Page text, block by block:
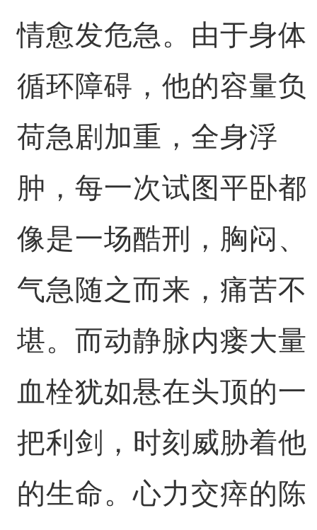
情愈发危急。由于身体
循环障碍，他的容量负
荷急剧加重，全身浮
肿，每一次试图平卧都
像是一场酷刑，胸闷、
气急随之而来，痛苦不
堪。而动静脉内瘘大量
血栓犹如悬在头顶的一
把利剑，时刻威胁着他
的生命。心力交瘁的陈